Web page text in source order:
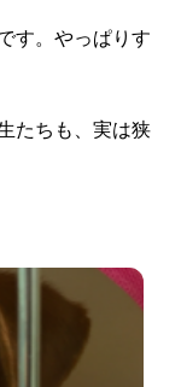
す。やっぱりす
たちも、実は狭